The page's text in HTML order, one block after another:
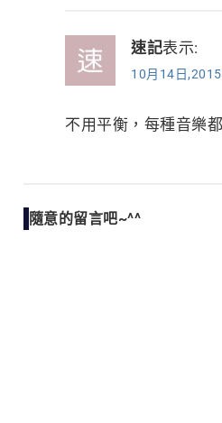
速記表示:
10月14日
不用平衡，每種音樂
隨意的留言吧~^^